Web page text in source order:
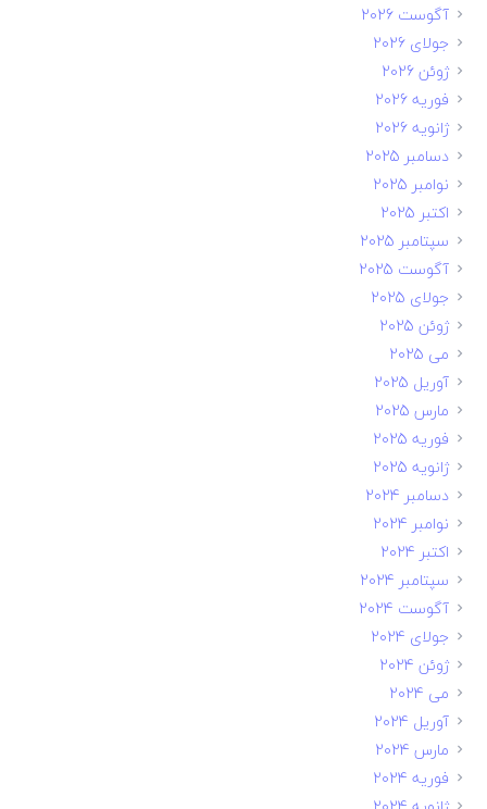
آگوست 2026
جولای 2026
ژوئن 2026
فوریه 2026
ژانویه 2026
دسامبر 2025
نوامبر 2025
اکتبر 2025
سپتامبر 2025
آگوست 2025
جولای 2025
ژوئن 2025
می 2025
آوریل 2025
مارس 2025
فوریه 2025
ژانویه 2025
دسامبر 2024
نوامبر 2024
اکتبر 2024
سپتامبر 2024
آگوست 2024
جولای 2024
ژوئن 2024
می 2024
آوریل 2024
مارس 2024
فوریه 2024